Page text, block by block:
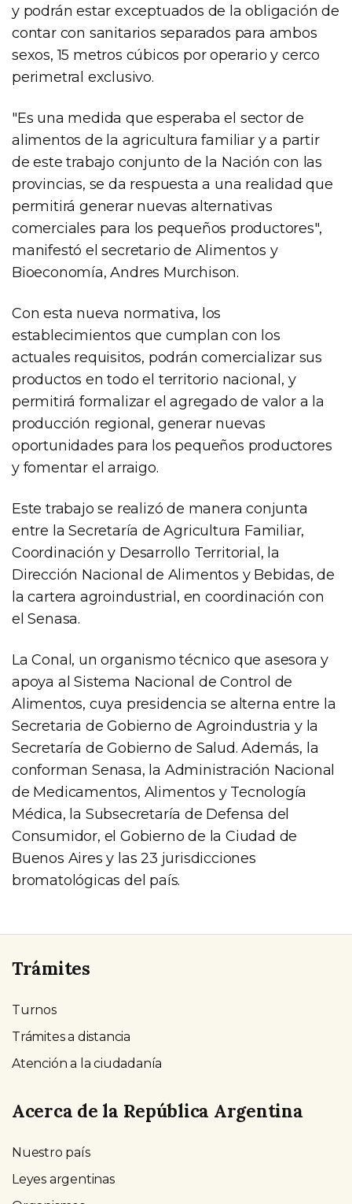
y podrán estar exceptuados de la obligación de
contar con sanitarios separados para ambos
sexos, 15 metros cúbicos por operario y cerco
perimetral exclusivo.
"Es una medida que esperaba el sector de
alimentos de la agricultura familiar y a partir
de este trabajo conjunto de la Nación con las
provincias, se da respuesta a una realidad que
permitirá generar nuevas alternativas
comerciales para los pequeños productores",
manifestó el secretario de Alimentos y
Bioeconomía, Andres Murchison.
Con esta nueva normativa, los
establecimientos que cumplan con los
actuales requisitos, podrán comercializar sus
productos en todo el territorio nacional, y
permitirá formalizar el agregado de valor a la
producción regional, generar nuevas
oportunidades para los pequeños productores
y fomentar el arraigo.
Este trabajo se realizó de manera conjunta
entre la Secretaría de Agricultura Familiar,
Coordinación y Desarrollo Territorial, la
Dirección Nacional de Alimentos y Bebidas, de
la cartera agroindustrial, en coordinación con
el Senasa.
La Conal, un organismo técnico que asesora y
apoya al Sistema Nacional de Control de
Alimentos, cuya presidencia se alterna entre la
Secretaria de Gobierno de Agroindustria y la
Secretaría de Gobierno de Salud. Además, la
conforman Senasa, la Administración Nacional
de Medicamentos, Alimentos y Tecnología
Médica, la Subsecretaría de Defensa del
Consumidor, el Gobierno de la Ciudad de
Buenos Aires y las 23 jurisdicciones
bromatológicas del país.
Trámites
Turnos
Trámites a distancia
Atención a la ciudadanía
Acerca de la República Argentina
Nuestro país
Leyes argentinas